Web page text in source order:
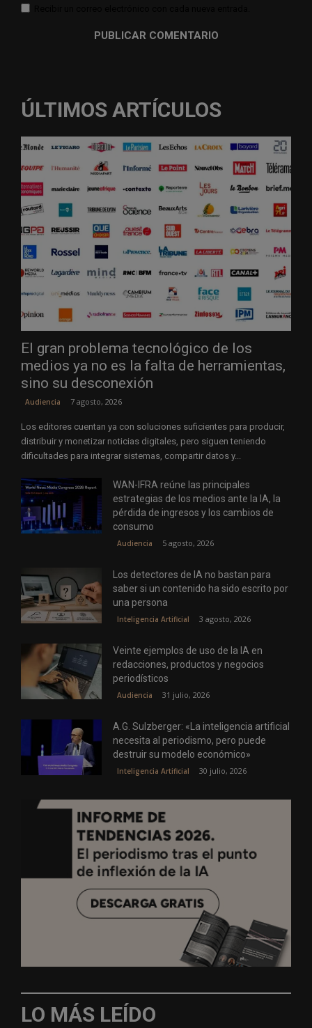
ÚLTIMOS ARTÍCULOS
El gran problema tecnológico de los
medios ya no es la falta de herramientas,
sino su desconexión
Audiencia 7 agosto, 2026
Los editores cuentan ya con soluciones suficientes para producir,
distribuir y monetizar noticias digitales, pero siguen teniendo
dificultades para integrar sistemas, compartir datos y...
WAN-IFRA reúne las principales
estrategias de los medios ante la IA, la
pérdida de ingresos y los cambios de
consumo
Audiencia 5 agosto, 2026
Los detectores de IA no bastan para
saber si un contenido ha sido escrito por
una persona
Inteligencia Artificial 3 agosto, 2026
Veinte ejemplos de uso de la IA en
redacciones, productos y negocios
periodísticos
Audiencia 31 julio, 2026
A.G. Sulzberger: «La inteligencia artificial
necesita al periodismo, pero puede
destruir su modelo económico»
Inteligencia Artificial 30 julio, 2026
LO MÁS LEÍDO